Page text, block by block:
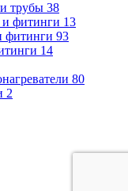
трубы 38
и фитинги 13
фитинги 93
14
80
2